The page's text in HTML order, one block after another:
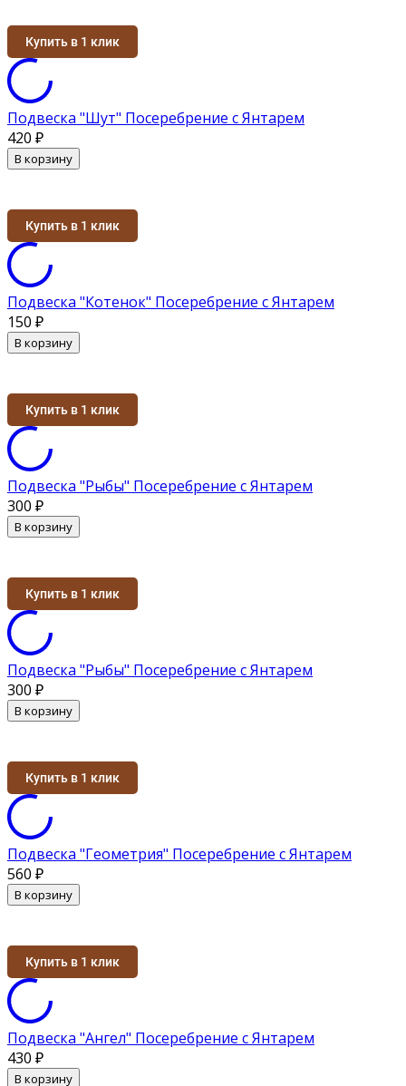
Купить в 1 клик
Подвеска "Шут" Посеребрение с Янтарем
420 ₽
В корзину
Купить в 1 клик
Подвеска "Котенок" Посеребрение с Янтарем
150 ₽
В корзину
Купить в 1 клик
Подвеска "Рыбы" Посеребрение с Янтарем
300 ₽
В корзину
Купить в 1 клик
Подвеска "Рыбы" Посеребрение с Янтарем
300 ₽
В корзину
Купить в 1 клик
Подвеска "Геометрия" Посеребрение с Янтарем
560 ₽
В корзину
Купить в 1 клик
Подвеска "Ангел" Посеребрение с Янтарем
430 ₽
В корзину